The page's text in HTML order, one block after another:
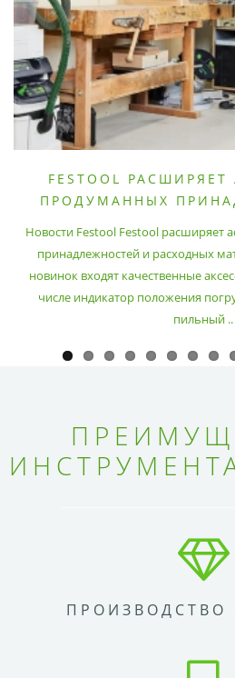
FESTOOL
ПРОДУМАННЫХ
Новости Festool Festool расширяет
принадлежностей и расходных
новинок входят качественные
числе индикатор положения
пильный ..
ИНСТРУМЕНТА
ПРОИЗВОДСТВО